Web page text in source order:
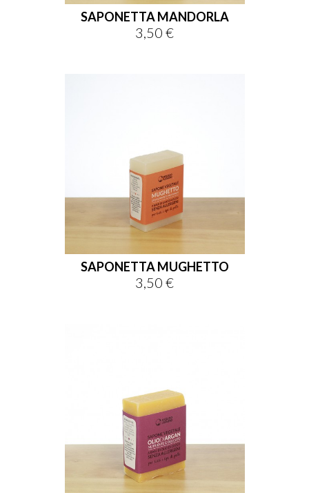
SAPONETTA MANDORLA
Prezzo
3,50 €
SAPONETTA MUGHETTO
Prezzo
3,50 €